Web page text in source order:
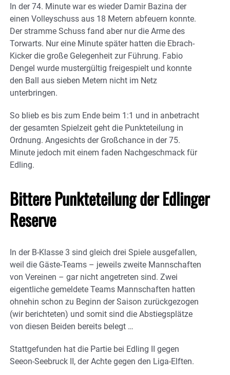
In der 74. Minute war es wieder Damir Bazina der
einen Volleyschuss aus 18 Metern abfeuern konnte.
Der stramme Schuss fand aber nur die Arme des
Torwarts. Nur eine Minute später hatten die Ebrach-
Kicker die große Gelegenheit zur Führung. Fabio
Dengel wurde mustergültig freigespielt und konnte
den Ball aus sieben Metern nicht im Netz
unterbringen.
So blieb es bis zum Ende beim 1:1 und in anbetracht
der gesamten Spielzeit geht die Punkteteilung in
Ordnung. Angesichts der Großchance in der 75.
Minute jedoch mit einem faden Nachgeschmack für
Edling.
Bittere Punkteteilung der Edlinger
Reserve
In der B-Klasse 3 sind gleich drei Spiele ausgefallen,
weil die Gäste-Teams – jeweils zweite Mannschaften
von Vereinen – gar nicht angetreten sind. Zwei
eigentliche gemeldete Teams Mannschaften hatten
ohnehin schon zu Beginn der Saison zurückgezogen
(wir berichteten) und somit sind die Abstiegsplätze
von diesen Beiden bereits belegt …
Stattgefunden hat die Partie bei Edling II gegen
Seeon-Seebruck II, der Achte gegen den Liga-Elften.